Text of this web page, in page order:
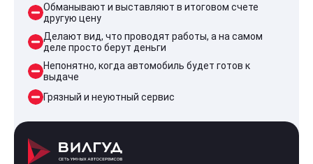
Обманывают и выставляют в итоговом счете
другую цену
Делают вид, что проводят работы, а на самом
деле просто берут деньги
Непонятно, когда автомобиль будет готов к
выдаче
Грязный и неуютный сервис